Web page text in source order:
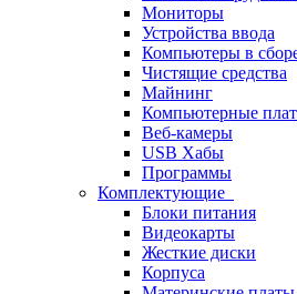
Мониторы
Устройства ввода
Компьютеры в
Чистящие средства
Майнинг
Компьютерные
Веб-камеры
USB Хабы
Программы
Комплектующие
Блоки питания
Видеокарты
Жесткие диски
Корпуса